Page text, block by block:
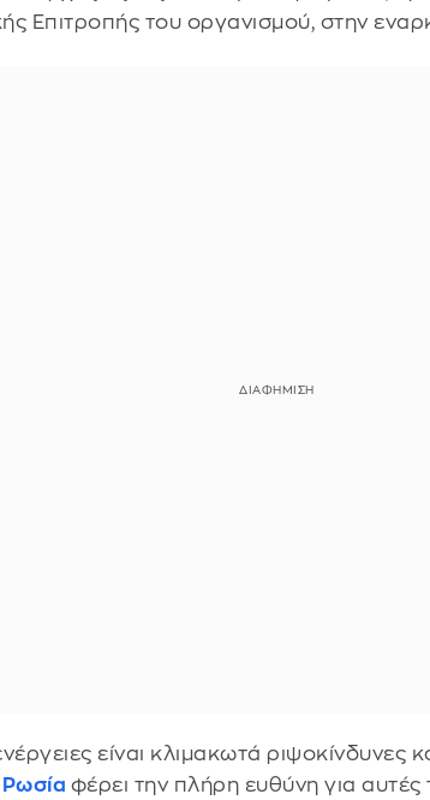
Επιτροπής του οργανισμού, στην
είναι κλιμακωτά ριψοκίνδυνες
Ρωσία φέρει την πλήρη ευθύνη για αυτές